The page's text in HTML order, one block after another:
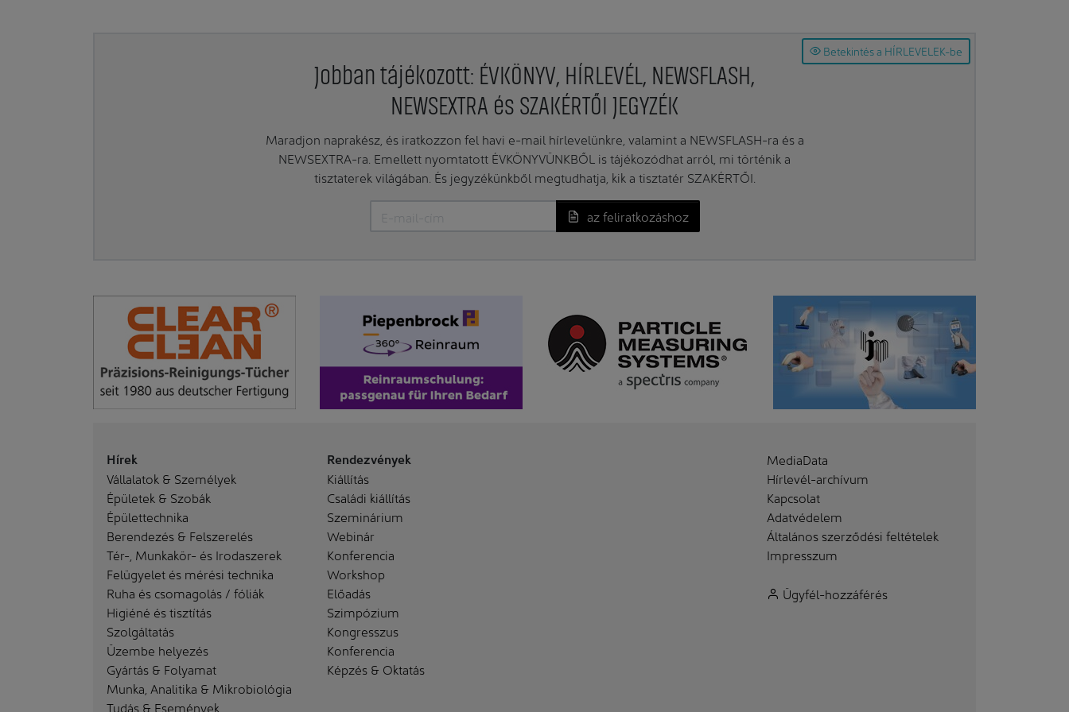
Betekintés a HÍRLEVELEK-be
Jobban tájékozott: ÉVKÖNYV, HÍRLEVÉL, NEWSFLASH,
NEWSEXTRA és SZAKÉRTŐI JEGYZÉK
Maradjon naprakész, és iratkozzon fel havi e-mail hírlevelünkre, valamint a NEWSFLASH-ra és a
NEWSEXTRA-ra. Emellett nyomtatott ÉVKÖNYVÜNKBŐL is tájékozódhat arról, mi történik a
tisztaterek világában. És jegyzékünkből megtudhatja, kik a tisztatér SZAKÉRTŐI.
az feliratkozáshoz
Hírek
Vállalatok & Személyek
Épületek & Szobák
Épülettechnika
Berendezés & Felszerelés
Tér-, Munkakör- és Irodaszerek
Felügyelet és mérési technika
Ruha és csomagolás / fóliák
Higiéné és tisztítás
Szolgáltatás
Üzembe helyezés
Gyártás & Folyamat
Munka, Analitika & Mikrobiológia
Tudás & Események
Rendezvények
Kiállítás
Családi kiállítás
Szeminárium
Webinár
Konferencia
Workshop
Előadás
Szimpózium
Kongresszus
Konferencia
Képzés & Oktatás
MediaData
Hírlevél-archívum
Kapcsolat
Adatvédelem
Általános szerződési feltételek
Impresszum
Ügyfél-hozzáférés